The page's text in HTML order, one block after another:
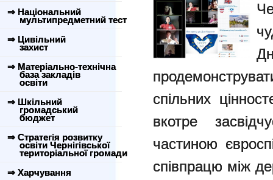
⇒ Національний
мультипредметний тест
⇒ Цивільний
захист
⇒ Матеріально-технічна
база закладів
освіти
⇒ Шкільний
громадський
бюджет
⇒ Стратегія розвитку
освіти Чернігівської
територіальної громади
⇒ Харчування
спільних
вкотре
частиною
співпрацю між